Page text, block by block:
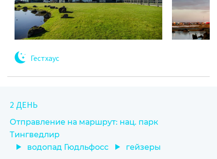
Гестхаус
2 ДЕНЬ
Отправление на маршрут: нац. парк
Тингведлир
водопад Гюдльфосс
гейзеры